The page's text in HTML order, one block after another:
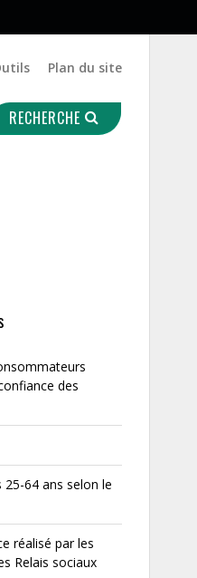
Plan du site
RECHERCHE
des
25-64 ans selon le
réalisé par les
Relais sociaux